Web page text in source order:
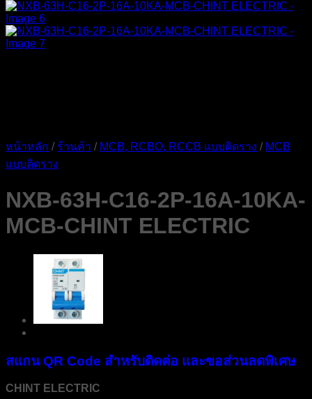
หน้าหลัก / ร้านค้า / MCB, RCBO, RCCB แบบติดราง / MCB
แบบติดราง
NXB-63H-C16-2P-16A-10KA-
MCB-CHINT ELECTRIC
สแกน QR Code สำหรับติดต่อ และขอส่วนลดพิเศษ
CHINT ELECTRIC